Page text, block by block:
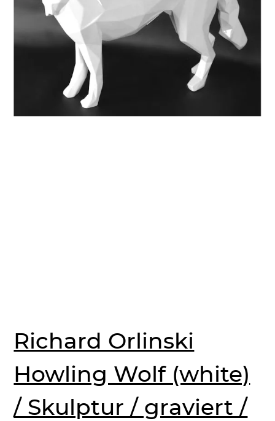
Richard Orlinski
Howling Wolf (white)
/ Skulptur / graviert /